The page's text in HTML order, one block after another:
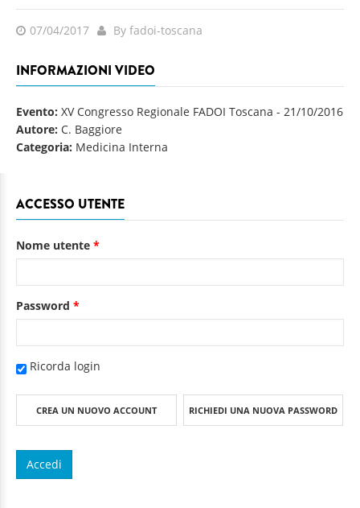
07/04/2017 By fadoi-toscana
INFORMAZIONI VIDEO
Evento: XV Congresso Regionale FADOI Toscana - 21/10/2016
Autore: C. Baggiore
Categoria: Medicina Interna
ACCESSO UTENTE
Nome utente *
Password *
Ricorda login
CREA UN NUOVO ACCOUNT RICHIEDI UNA NUOVA PASSWORD